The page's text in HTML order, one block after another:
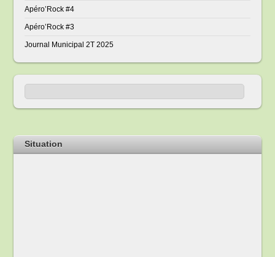
Apéro’Rock #4
Apéro’Rock #3
Journal Municipal 2T 2025
Situation